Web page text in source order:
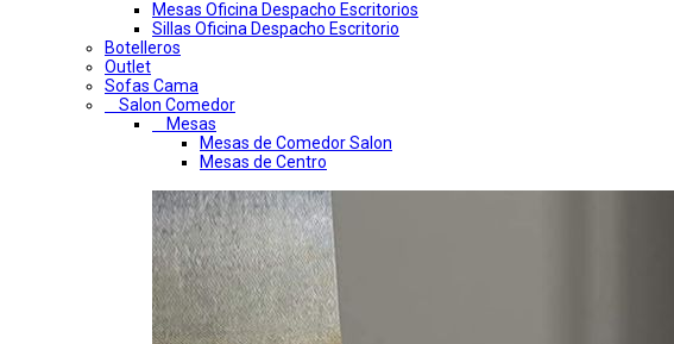
Mesas Oficina Despacho Escritorios
Sillas Oficina Despacho Escritorio
Botelleros
Outlet
Sofas Cama
Salon Comedor
Mesas
Mesas de Comedor Salon
Mesas de Centro